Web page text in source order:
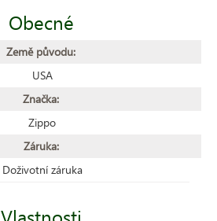
Obecné
Země původu:
USA
Značka:
Zippo
Záruka:
Doživotní záruka
Vlastnosti